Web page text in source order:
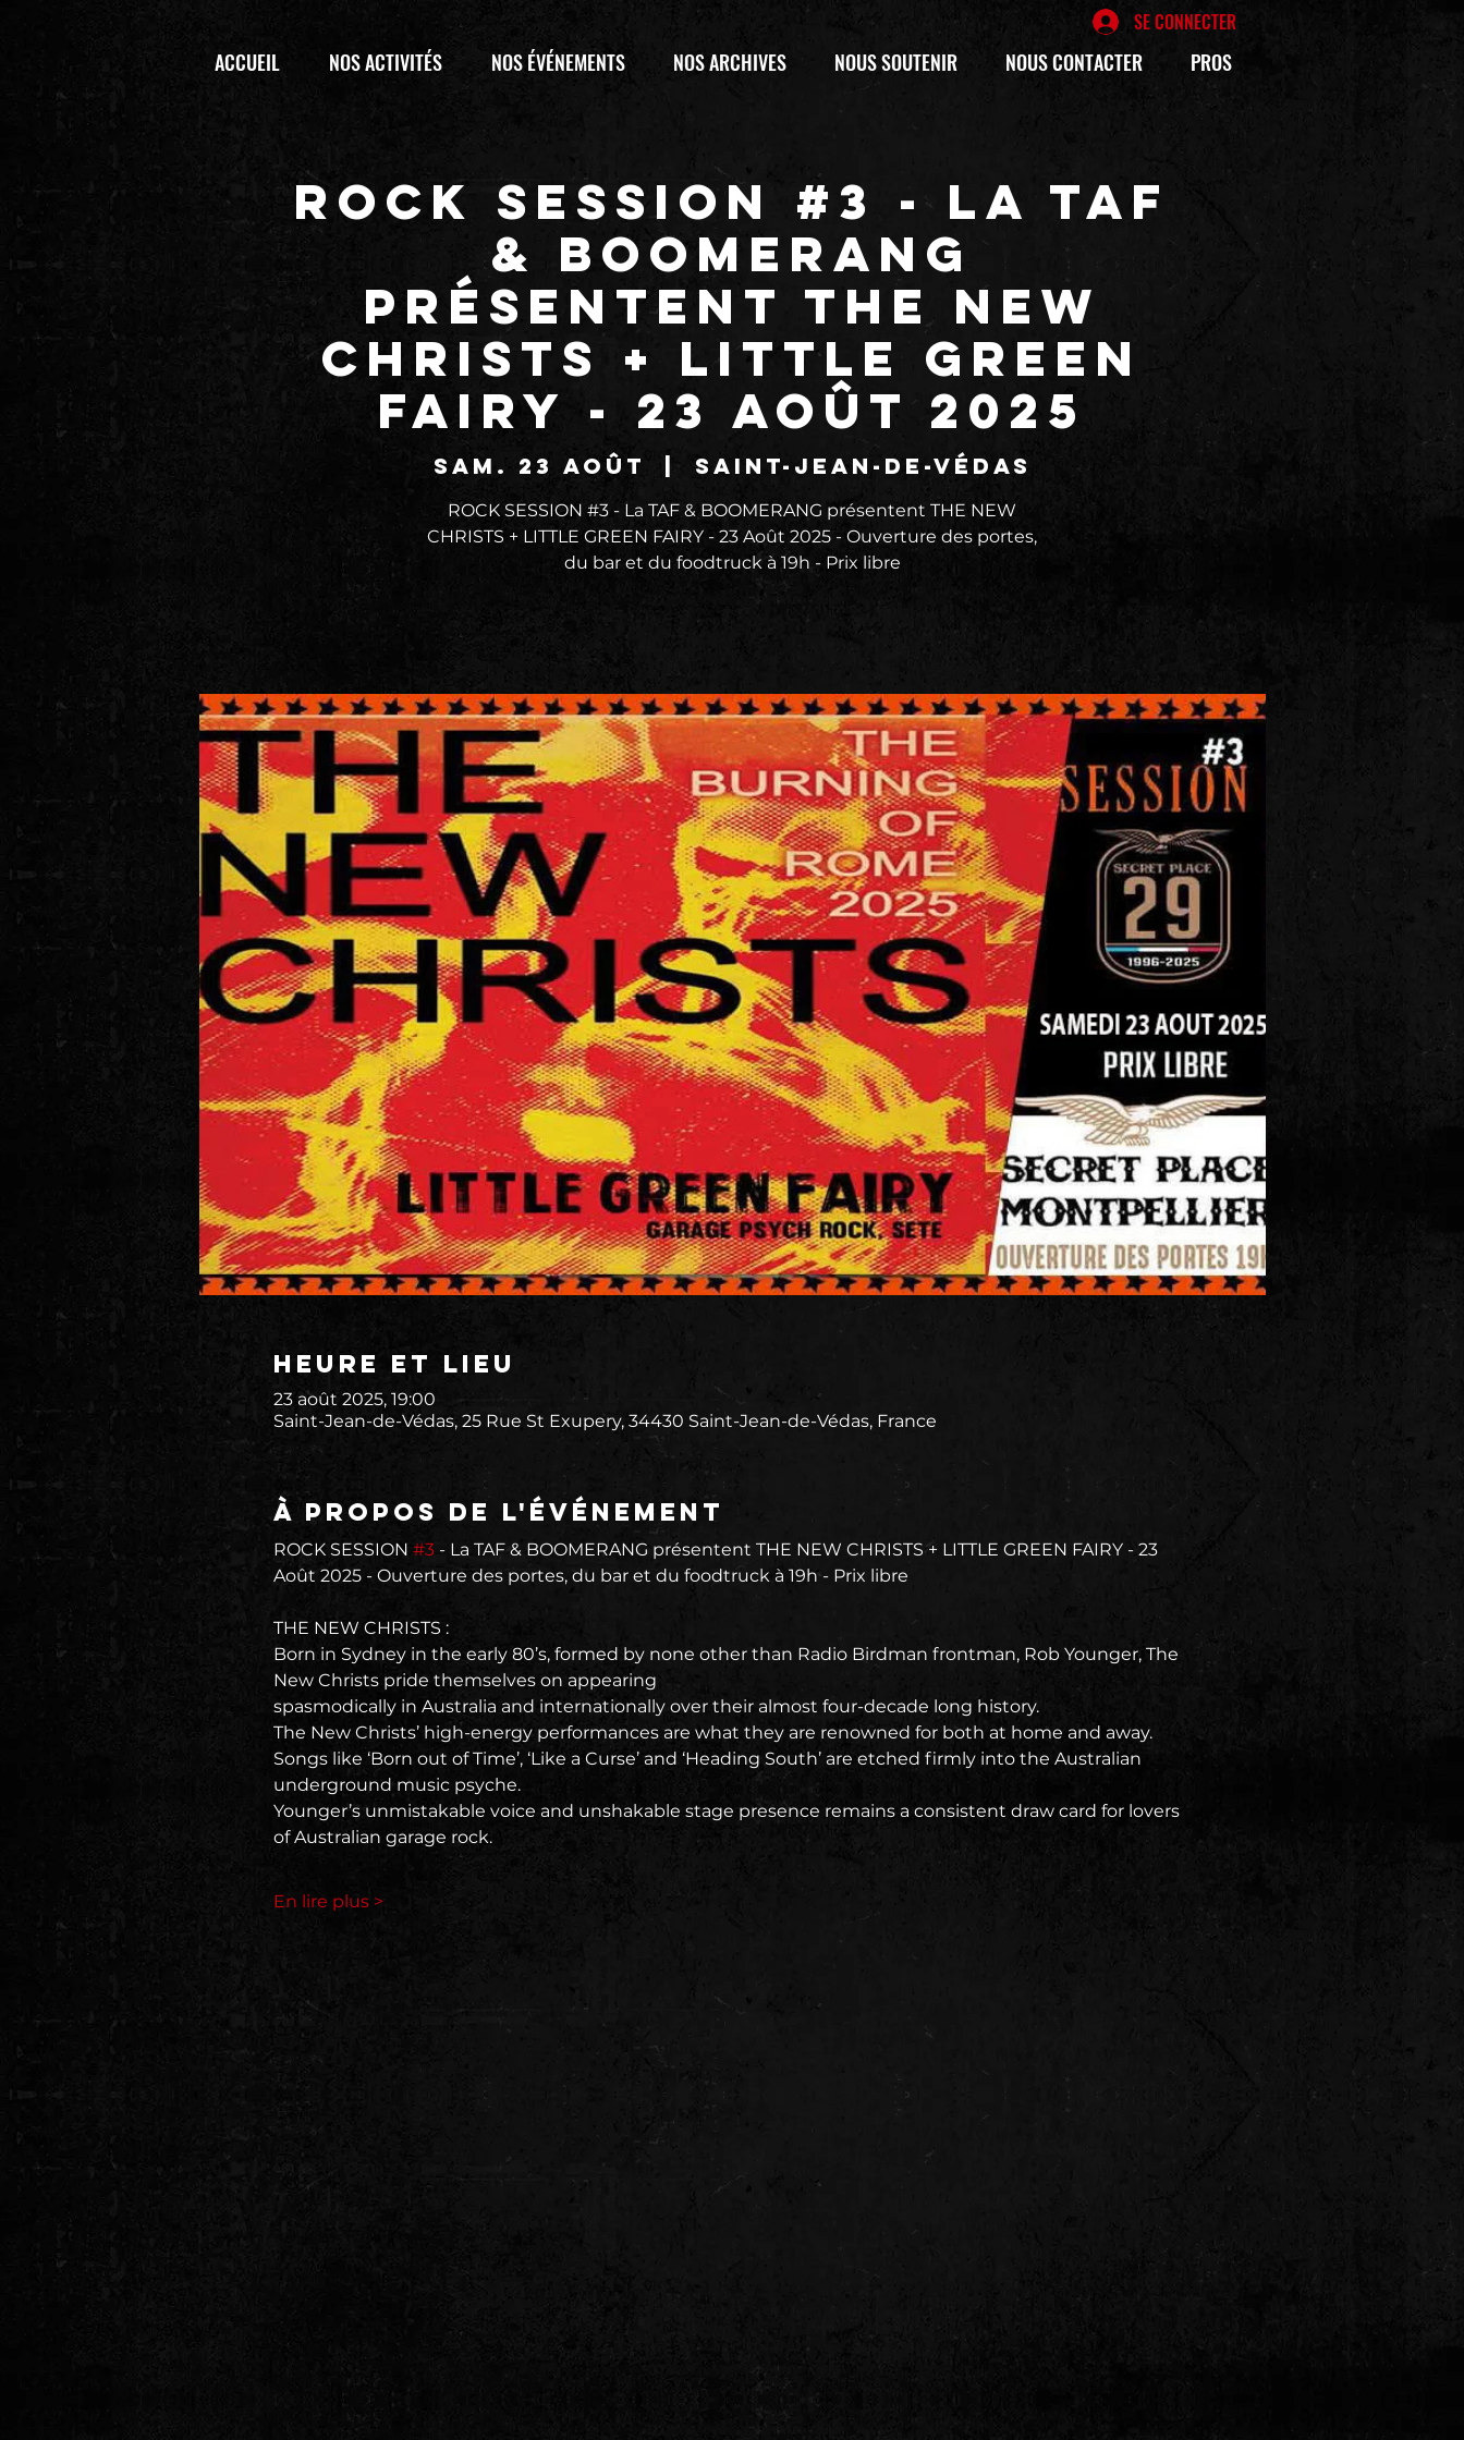
SE CONNECTER
ACCUEIL NOS ACTIVITÉS NOS ÉVÉNEMENTS NOS ARCHIVES NOUS SOUTENIR NOUS CONTACTER PROS
ROCK SESSION #3 - La TAF
& BOOMERANG
présentent THE NEW
CHRISTS + LITTLE GREEN
FAIRY - 23 Août 2025
sam. 23 août Saint-Jean-de-Védas
ROCK SESSION #3 - La TAF & BOOMERANG présentent THE NEW
CHRISTS + LITTLE GREEN FAIRY - 23 Août 2025 - Ouverture des portes,
du bar et du foodtruck à 19h - Prix libre
Heure et lieu
23 août 2025, 19:00
Saint-Jean-de-Védas, 25 Rue St Exupery, 34430 Saint-Jean-de-Védas, France
À propos de l'événement
ROCK SESSION #3 - La TAF & BOOMERANG présentent THE NEW CHRISTS + LITTLE GREEN FAIRY - 23
Août 2025 - Ouverture des portes, du bar et du foodtruck à 19h - Prix libre
THE NEW CHRISTS :
Born in Sydney in the early 80’s, formed by none other than Radio Birdman frontman, Rob Younger, The
New Christs pride themselves on appearing
spasmodically in Australia and internationally over their almost four-decade long history.
The New Christs’ high-energy performances are what they are renowned for both at home and away.
Songs like ‘Born out of Time’, ‘Like a Curse’ and ‘Heading South’ are etched firmly into the Australian
underground music psyche.
Younger’s unmistakable voice and unshakable stage presence remains a consistent draw card for lovers
of Australian garage rock.
En lire plus >